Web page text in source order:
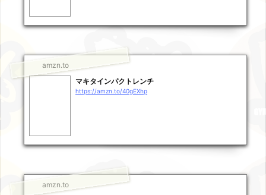
amzn.to
マキタインパクトレンチ
https://amzn.to/40gEXhp
amzn.to